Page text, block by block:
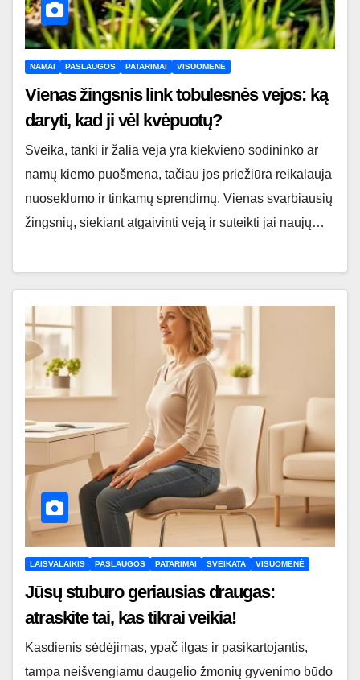
NAMAI PASLAUGOS PATARIMAI VISUOMENĖ
Vienas žingsnis link tobulesnės vejos: ką
daryti, kad ji vėl kvėpuotų?
Sveika, tanki ir žalia veja yra kiekvieno sodininko ar
namų kiemo puošmena, tačiau jos priežiūra reikalauja
nuoseklumo ir tinkamų sprendimų. Vienas svarbiausių
žingsnių, siekiant atgaivinti veją ir suteikti jai naujų…
LAISVALAIKIS PASLAUGOS PATARIMAI SVEIKATA VISUOMENĖ
Jūsų stuburo geriausias draugas:
atraskite tai, kas tikrai veikia!
Kasdienis sėdėjimas, ypač ilgas ir pasikartojantis,
tampa neišvengiamu daugelio žmonių gyvenimo būdo